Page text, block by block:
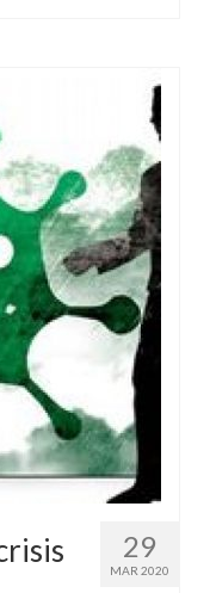
29
MAR 2020